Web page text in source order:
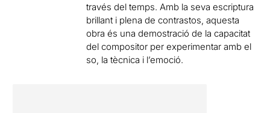
través del temps. Amb la seva escriptura
brillant i plena de contrastos, aquesta
obra és una demostració de la capacitat
del compositor per experimentar amb el
so, la tècnica i l’emoció.